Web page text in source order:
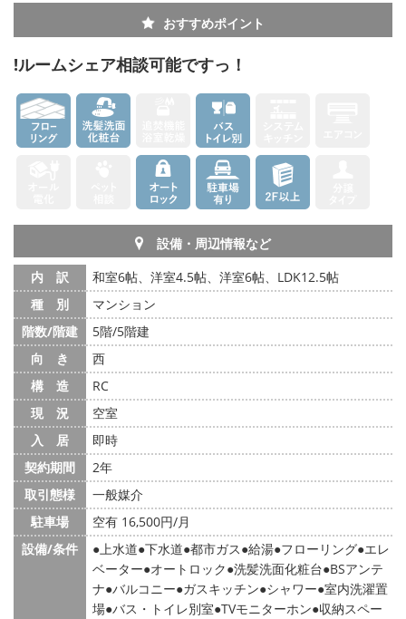
おすすめポイント
!ルームシェア相談可能ですっ！
設備・周辺情報など
内 訳
和室6帖、洋室4.5帖、洋室6帖、LDK12.5帖
種 別
マンション
階数/階建
5階/5階建
向 き
西
構 造
RC
現 況
空室
入 居
即時
契約期間
2年
取引態様
一般媒介
駐車場
空有 16,500円/月
設備/条件
上水道 下水道 都市ガス 給湯 フローリング エレ
ベーター オートロック 洗髪洗面化粧台 BSアンテ
ナ バルコニー ガスキッチン シャワー 室内洗濯置
場 バス・トイレ別室 TVモニターホン 収納スペー